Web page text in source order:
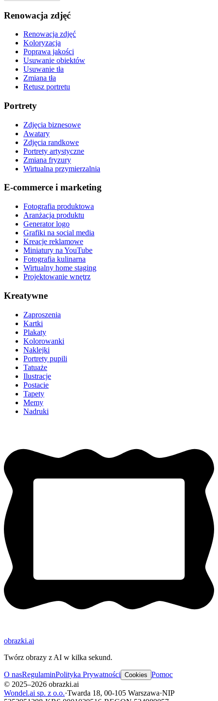
Renowacja zdjęć
Renowacja zdjęć
Koloryzacja
Poprawa jakości
Usuwanie obiektów
Usuwanie tła
Zmiana tła
Retusz portretu
Portrety
Zdjęcia biznesowe
Awatary
Zdjęcia randkowe
Portrety artystyczne
Zmiana fryzury
Wirtualna przymierzalnia
E-commerce i marketing
Fotografia produktowa
Aranżacja produktu
Generator logo
Grafiki na social media
Kreacje reklamowe
Miniatury na YouTube
Fotografia kulinarna
Wirtualny home staging
Projektowanie wnętrz
Kreatywne
Zaproszenia
Kartki
Plakaty
Kolorowanki
Naklejki
Portrety pupili
Tatuaże
Ilustracje
Postacie
Tapety
Memy
Nadruki
obrazki.ai
Twórz obrazy z AI w kilka sekund.
O nasRegulaminPolityka Prywatności Cookies Pomoc
© 2025–2026 obrazki.ai
Wondel.ai sp. z o.o.·Twarda 18, 00-105 Warszawa·NIP